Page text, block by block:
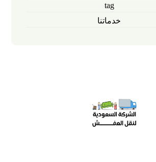
tag
خدماتنا